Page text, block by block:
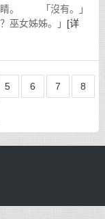
。 「沒有。」
女姊姊。」 [详
5 6 7 8